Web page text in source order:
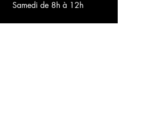
Samedi de 8h à 12h